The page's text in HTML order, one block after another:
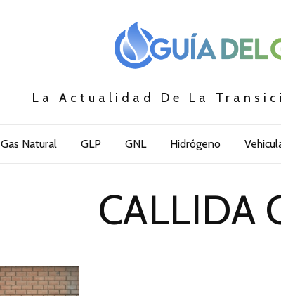
La Actualidad De La
Gas Natural GLP GNL Hidrógeno
CALLIDA